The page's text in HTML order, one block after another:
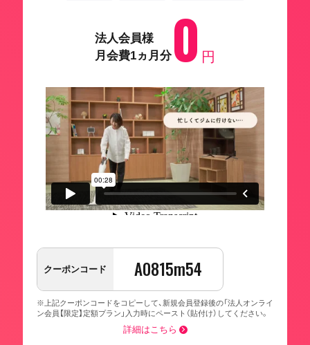
法人会員様
月会費1ヵ月分0 円
クーポンコード A0815m54
※上記クーポンコードをコピーして、新規会員登録後の「法人オンライ
ン会員【限定】定額プラン」入力時にペースト（貼付け）してください。
詳細はこちら